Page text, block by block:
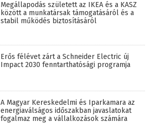
Megállapodás született az IKEA és a KASZ
között a munkatársak támogatásáról és a
stabil működés biztosításáról
Erős félévet zárt a Schneider Electric új
Impact 2030 fenntarthatósági programja
A Magyar Kereskedelmi és Iparkamara az
energiaválságos időszakban javaslatokat
fogalmaz meg a vállalkozások számára